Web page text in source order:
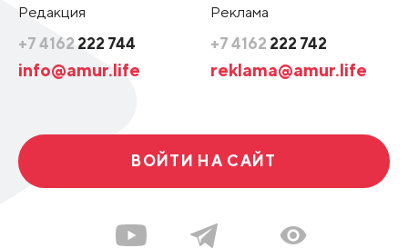
Редакция
+7 4162 222 744
info@amur.life
Реклама
+7 4162 222 742
reklama@amur.life
ВОЙТИ НА САЙТ